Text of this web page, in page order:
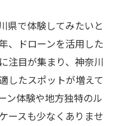
県で体験してみたいと
、ドローンを活用した
注目が集まり、神奈川
したスポットが増えて
ン体験や地方独特のル
ースも少なくありませ